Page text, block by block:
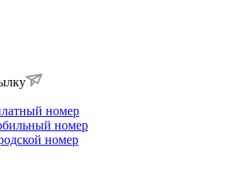
номер
номер
номер